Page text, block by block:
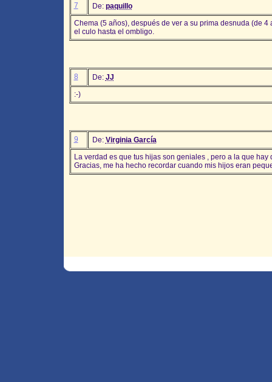
7 De: paquillo
Chema (5 años), después de ver a su prima desnuda (de
el culo hasta el ombligo.
8 De: JJ
:-)
9 De: Virginia García
La verdad es que tus hijas son geniales , pero a la que
Gracias, me ha hecho recordar cuando mis hijos eran